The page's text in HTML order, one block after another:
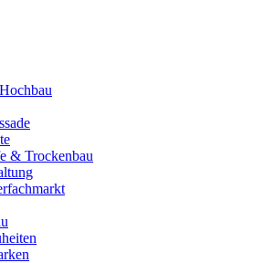
& Trockenbau